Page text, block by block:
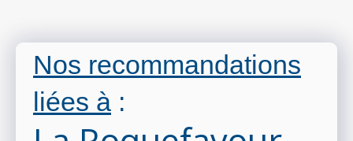
Nos recommandations
liées à :